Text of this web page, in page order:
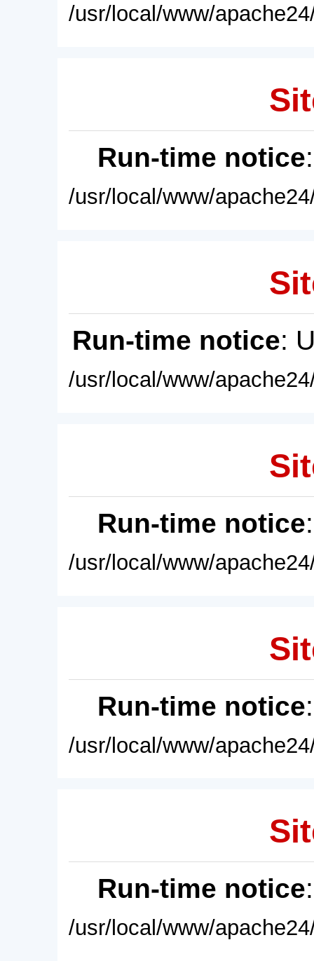
/usr/local/www/
Run-time notice
/usr/local/www/
Run-time notice:
/usr/local/www/
Run-time notice
/usr/local/www/
Run-time notice
/usr/local/www/
Run-time notice
/usr/local/www/